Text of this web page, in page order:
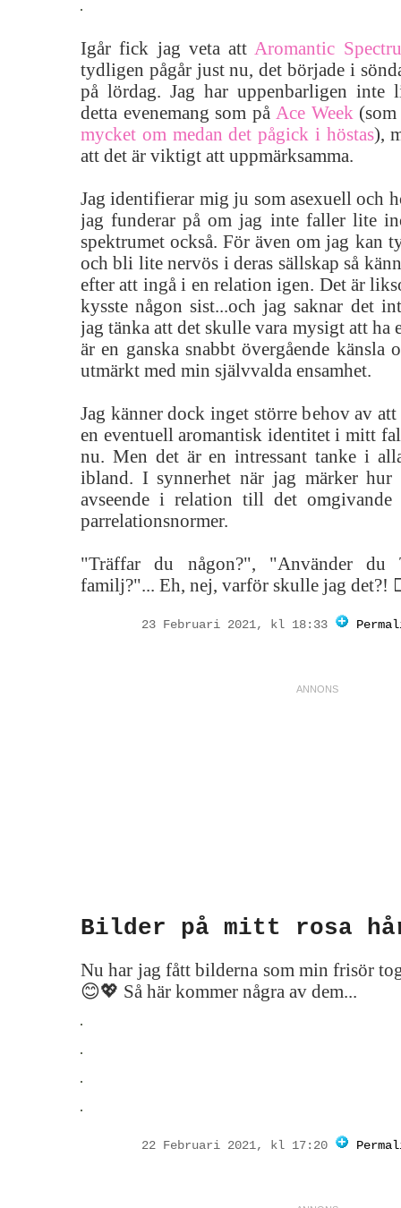
Igår fick jag veta attAromantic
tydligen pågår just nu, det började i
på lördag. Jag har uppenbarligen
detta evenemang som på Ace Week
mycket om medan det pågick i höstas),
att det är viktigt att uppmärksamma.
Jag identifierar mig ju som asexuell och
jag funderar på om jag inte faller lite
spektrumet också. För även om jag kan
och bli lite nervös i deras sällskap så
efter att ingå i en relation igen. Det är
kysste någon sist...och jag saknar det
jag tänka att det skulle vara mysigt att ha
är en ganska snabbt övergående känsla
utmärkt med min självvalda ensamhet.
Jag känner dock inget större behov av
en eventuell aromantisk identitet i mitt
nu. Men det är en intressant tanke i
ibland. I synnerhet när jag märker
avseende i relation till det omgivande
parrelationsnormer.
"Träffar du någon?", "Använder du
familj?"... Eh, nej, varför skulle jag det?!
23 Februari 2021, kl 18:33
Bilder på mitt rosa
Nu har jag fått bilderna som min frisör
😊💖 Så här kommer några av dem...
22 Februari 2021, kl 17:20